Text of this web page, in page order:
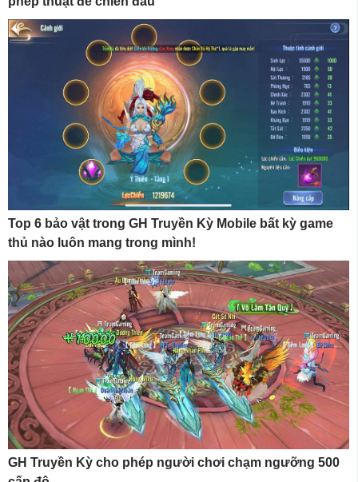
Top 6 bảo vật trong GH Truyền Kỳ Mobile bất kỳ game
thủ nào luôn mang trong mình!
GH Truyền Kỳ cho phép người chơi chạm ngưỡng 500